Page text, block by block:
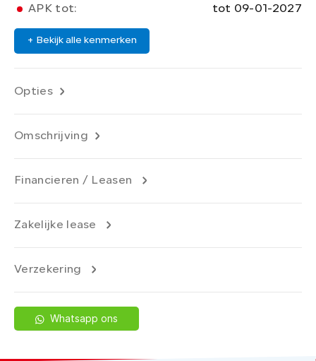
APK tot:
tot 09-01-2027
+ Bekijk alle kenmerken
Opties
Omschrijving
Financieren / Leasen
Zakelijke lease
Verzekering
Whatsapp ons